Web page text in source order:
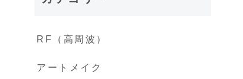
RF（高周波）
アートメイク